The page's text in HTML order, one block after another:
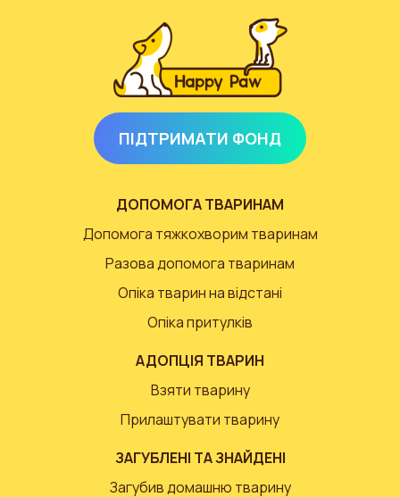
ПІДТРИМАТИ ФОНД
ДОПОМОГА ТВАРИНАМ
Допомога тяжкохворим тваринам
Разова допомога тваринам
Опіка тварин на відстані
Опіка притулків
АДОПЦІЯ ТВАРИН
Взяти тварину
Прилаштувати тварину
ЗАГУБЛЕНІ ТА ЗНАЙДЕНІ
Загубив домашню тварину